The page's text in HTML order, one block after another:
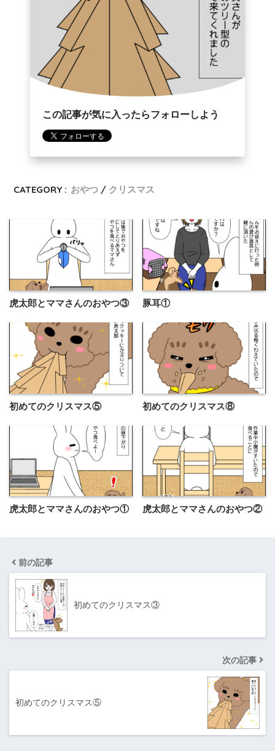
この記事が気に入ったらフォローしよう
CATEGORY : おやつ クリスマス
虎太郎とママさんのおやつ③ 豚耳①
初めてのクリスマス⑤ 初めてのクリスマス⑧
虎太郎とママさんのおやつ① 虎太郎とママさんのおやつ②
前の記事
初めてのクリスマス③
次の記事
初めてのクリスマス⑤